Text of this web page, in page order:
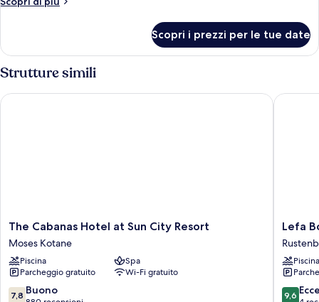
king
1
letto
king
Scopri i prezzi per le tue date
Strutture simili
The
Cabanas
Hotel
at
Sun
City
The Cabanas Hotel at Sun City Resort
Moses Kotane
Piscina
Spa
Parcheggio gratuito
Wi-Fi gratuito
7.8
7,8 Buono
The Cabanas Hotel at Sun City Resort
Lefa
Hotel
Lefa
Piscina
9.6
9,6
Lefa